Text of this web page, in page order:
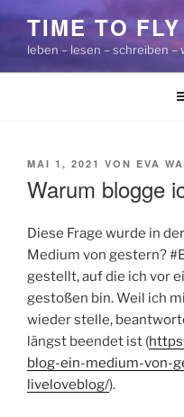
Zum
springen
TIME TO FLY
leben – lesen – schreiben
VERÖFFENTLICHT
MAI 1, 2021 VON EVA
Warum blogge
Diese Frage wurde in
Medium von gestern?
gestellt, auf die ich vor
gestoßen bin. Weil ich
wieder stelle,
längst beendet ist (
blog-ein-medium-von-
liveloveblog/).